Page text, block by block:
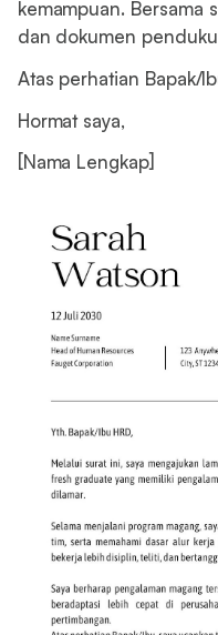
kemampuan. Bersama
dan dokumen
Atas perhatian Bapak/
Hormat saya,
[Nama Lengkap]